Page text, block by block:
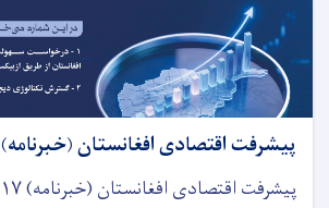
پیشرفت اقتصادی افغانستان (خبرنامه) ۱۷
پیشرفت اقتصادی افغانستان (خبرنامه) ۱۷